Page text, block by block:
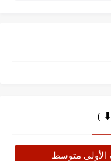
⬇ )
الأولى متوسط